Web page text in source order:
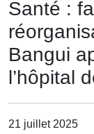
Santé :
Bangui
l’hôpital
21 juillet 2025